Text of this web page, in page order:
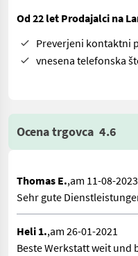
Od 22 let Prodajalci na
Preverjeni kontaktni
vnesena telefonska
Ocena trgovca 4.6
Thomas E.,am 11-08-2023
Sehr gute
Heli 1.,am 26-01-2021
Beste Werkstatt weit und